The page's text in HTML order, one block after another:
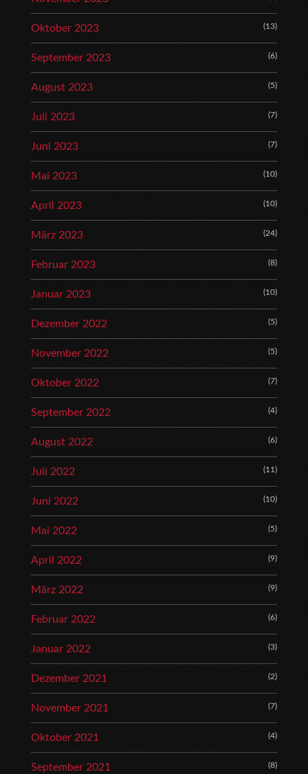
Oktober 2023 (13)
September 2023 (6)
August 2023 (5)
Juli 2023 (7)
Juni 2023 (7)
Mai 2023 (10)
April 2023 (10)
März 2023 (24)
Februar 2023 (8)
Januar 2023 (10)
Dezember 2022 (5)
November 2022 (5)
Oktober 2022 (7)
September 2022 (4)
August 2022 (6)
Juli 2022 (11)
Juni 2022 (10)
Mai 2022 (5)
April 2022 (9)
März 2022 (9)
Februar 2022 (6)
Januar 2022 (3)
Dezember 2021 (2)
November 2021 (7)
Oktober 2021 (4)
September 2021 (8)